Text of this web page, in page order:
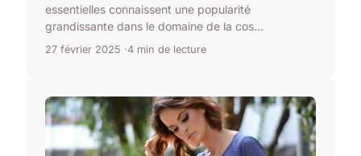
essentielles connaissent une popularité
grandissante dans le domaine de la cos...
27 février 2025 4 min de lecture